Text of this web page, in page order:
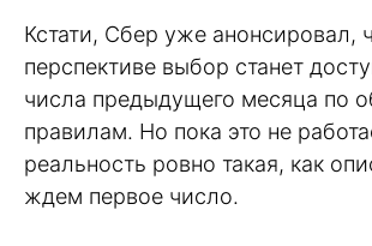
Кстати, Сбер уже анонсировал,
перспективе выбор станет
числа предыдущего месяца по
правилам. Но пока это не
реальность ровно такая, как
ждем первое число.